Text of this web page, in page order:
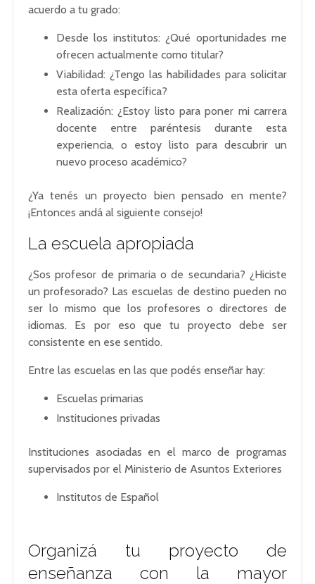
acuerdo a tu grado:
Desde los institutos: ¿Qué oportunidades me
ofrecen actualmente como titular?
Viabilidad: ¿Tengo las habilidades para solicitar
esta oferta específica?
Realización: ¿Estoy listo para poner mi carrera
docente entre paréntesis durante esta
experiencia, o estoy listo para descubrir un
nuevo proceso académico?
¿Ya tenés un proyecto bien pensado en mente?
¡Entonces andá al siguiente consejo!
La escuela apropiada
¿Sos profesor de primaria o de secundaria? ¿Hiciste
un profesorado? Las escuelas de destino pueden no
ser lo mismo que los profesores o directores de
idiomas. Es por eso que tu proyecto debe ser
consistente en ese sentido.
Entre las escuelas en las que podés enseñar hay:
Escuelas primarias
Instituciones privadas
Instituciones asociadas en el marco de programas
supervisados ​​por el Ministerio de Asuntos Exteriores
Institutos de Español
Organizá tu proyecto de
enseñanza con la mayor